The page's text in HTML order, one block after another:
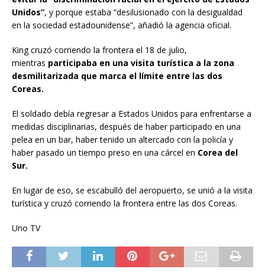
Unidos”, y porque estaba “desilusionado con la desigualdad
en la sociedad estadounidense”, añadió la agencia oficial.
King cruzó corriendo la frontera el 18 de julio,
mientras participaba en una visita turística a la zona
desmilitarizada que marca el límite entre las dos
Coreas.
El soldado debía regresar a Estados Unidos para enfrentarse a
medidas disciplinarias, después de haber participado en una
pelea en un bar, haber tenido un altercado con la policía y
haber pasado un tiempo preso en una cárcel en Corea del
Sur.
En lugar de eso, se escabulló del aeropuerto, se unió a la visita
turística y cruzó corriendo la frontera entre las dos Coreas.
Uno TV